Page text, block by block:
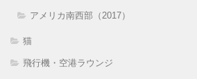
アメリカ南西部（2017）
猫
飛行機・空港ラウンジ